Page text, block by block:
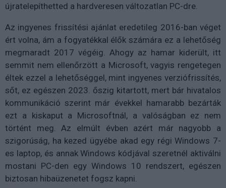
újratelepíthetted a hardveresen változatlan PC-dre.
Az ingyenes frissítési ajánlat eredetileg 2016-ban véget
ért volna, ám a fogyatékkal élők számára ez a lehetőség
megmaradt 2017 végéig. Ahogy az hamar kiderült, itt
semmit nem ellenőrzött a Microsoft, vagyis rengetegen
éltek ezzel a lehetőséggel, mint ingyenes verziófrissítés,
sőt, ez egészen 2023. őszig kitartott, mert bár hivatalos
kommunikáció szerint már évekkel hamarabb bezárták
ezt a kiskaput a Microsoftnál, a valóságban ez nem
történt meg. Az elmúlt évben azért már nagyobb a
szigorúság, ha kezed ügyébe akad egy régi Windows 7-
es laptop, és annak Windows kódjával szeretnél aktiválni
mostani PC-den egy Windows 10 rendszert, egészen
biztosan hibaüzenetet fogsz kapni.